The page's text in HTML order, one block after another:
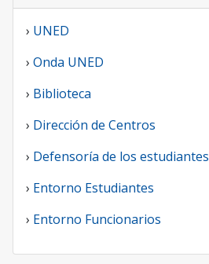
› UNED
› Onda UNED
› Biblioteca
› Dirección de Centros
› Defensoría de los estudiantes
› Entorno Estudiantes
› Entorno Funcionarios